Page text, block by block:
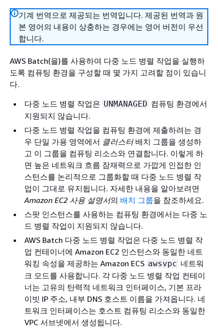
기계 번역으로 제공되는 번역입니다. 제공된 번역과 원
본 영어의 내용이 상충하는 경우에는 영어 버전이 우선
합니다.
AWS Batch(을)를 사용하여 다중 노드 병렬 작업을 실행하
도록 컴퓨팅 환경을 구성할 때 몇 가지 고려할 점이 있습니
다.
다중 노드 병렬 작업은 UNMANAGED 컴퓨팅 환경에서
지원되지 않습니다.
다중 노드 병렬 작업을 컴퓨팅 환경에 제출하려는 경
우 단일 가용 영역에서 클러스터배치 그룹을 생성하
고 이 그룹을 컴퓨팅 리소스와 연결합니다. 이렇게 하
면 높은 네트워크 흐름 잠재력으로 가깝게 인접한 인
스턴스를 논리적으로 그룹화할 때 다중 노드 병렬 작
업이 그대로 유지됩니다. 자세한 내용을 알아보려면
Amazon EC2 사용 설명서의 배치 그룹을 참조하세요.
스팟 인스턴스를 사용하는 컴퓨팅 환경에서는 다중 노
드 병렬 작업이 지원되지 않습니다.
AWS Batch 다중 노드 병렬 작업은 다중 노드 병렬 작
업 컨테이너에 Amazon EC2 인스턴스와 동일한 네트
워킹 속성을 제공하는 Amazon ECS awsvpc 네트워
크 모드를 사용합니다. 각 다중 노드 병렬 작업 컨테이
너는 고유의 탄력적 네트워크 인터페이스, 기본 프라
이빗 IP 주소, 내부 DNS 호스트 이름을 가져옵니다. 네
트워크 인터페이스는 호스트 컴퓨팅 리소스와 동일한
VPC 서브넷에서 생성됩니다.